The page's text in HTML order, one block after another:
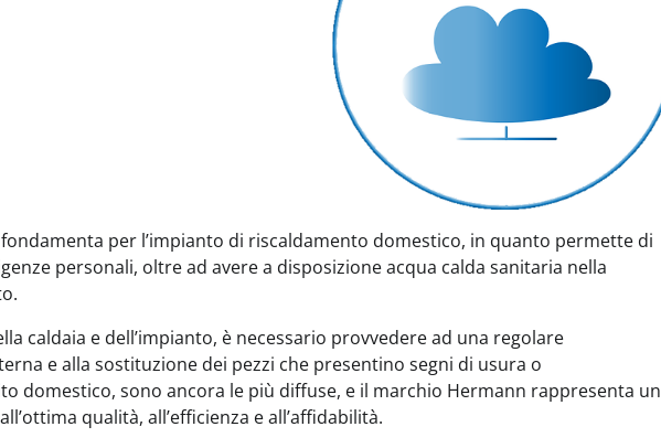
per l’impianto di riscaldamento domestico, in quanto permette di
personali, oltre ad avere a disposizione acqua calda sanitaria nella
caldaia e dell’impianto, è necessario provvedere ad una regolare
e alla sostituzione dei pezzi che presentino segni di usura o
domestico, sono ancora le più diffuse, e il marchio Hermann rappresenta un
qualità, all’efficienza e all’affidabilità.